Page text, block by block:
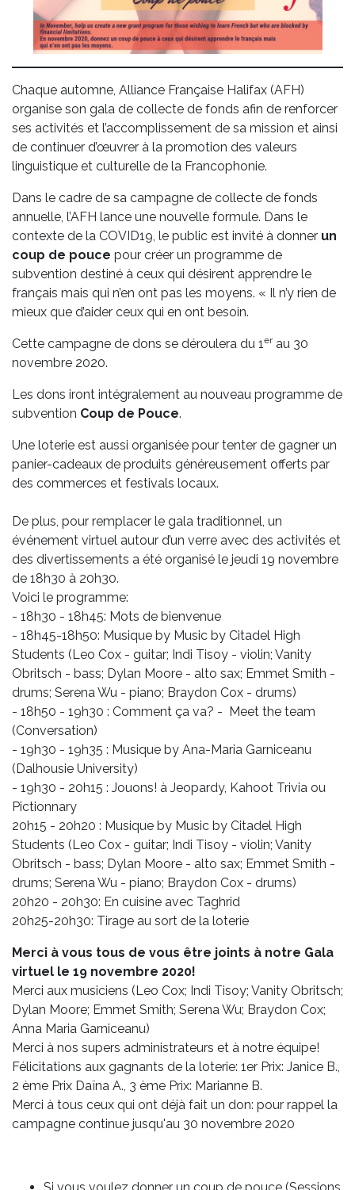
Chaque automne, Alliance Française Halifax (AFH)
organise son gala de collecte de fonds afin de renforcer
ses activités et l’accomplissement de sa mission et ainsi
de continuer d’œuvrer à la promotion des valeurs
linguistique et culturelle de la Francophonie.
Dans le cadre de sa campagne de collecte de fonds
annuelle, l’AFH lance une nouvelle formule. Dans le
contexte de la COVID19, le public est invité à donner un
coup de pouce pour créer un programme de
subvention destiné à ceux qui désirent apprendre le
français mais qui n’en ont pas les moyens. « Il n’y rien de
mieux que d’aider ceux qui en ont besoin.
Cette campagne de dons se déroulera du 1 erau 30
novembre 2020.
Les dons iront intégralement au nouveau programme de
subvention Coup de Pouce.
Une loterie est aussi organisée pour tenter de gagner un
panier-cadeaux de produits généreusement offerts par
des commerces et festivals locaux.
De plus, pour remplacer le gala traditionnel, un
événement virtuel autour d’un verre avec des activités et
des divertissements a été organisé le jeudi 19 novembre
de 18h30 à 20h30.
Voici le programme:
- 18h30 - 18h45: Mots de bienvenue
- 18h45-18h50: Musique by Music by Citadel High
Students (Leo Cox - guitar; Indi Tisoy - violin; Vanity
Obritsch - bass; Dylan Moore - alto sax; Emmet Smith -
drums; Serena Wu - piano; Braydon Cox - drums)
- 18h50 - 19h30 : Comment ça va? - Meet the team
(Conversation)
- 19h30 - 19h35 : Musique by Ana-Maria Garniceanu
(Dalhousie University)
- 19h30 - 20h15 : Jouons! à Jeopardy, Kahoot Trivia ou
Pictionnary
20h15 - 20h20 : Musique by Music by Citadel High
Students (Leo Cox - guitar; Indi Tisoy - violin; Vanity
Obritsch - bass; Dylan Moore - alto sax; Emmet Smith -
drums; Serena Wu - piano; Braydon Cox - drums)
20h20 - 20h30: En cuisine avec Taghrid
20h25-20h30: Tirage au sort de la loterie
Merci à vous tous de vous être joints à notre Gala
virtuel le 19 novembre 2020!
Merci aux musiciens (Leo Cox; Indi Tisoy; Vanity Obritsch;
Dylan Moore; Emmet Smith; Serena Wu; Braydon Cox;
Anna Maria Garniceanu)
Merci à nos supers administrateurs et à notre équipe!
Félicitations aux gagnants de la loterie: 1er Prix: Janice B.,
2 ème Prix Daïna A., 3 ème Prix: Marianne B.
Merci à tous ceux qui ont déjà fait un don: pour rappel la
campagne continue jusqu'au 30 novembre 2020
Si vous voulez donner un coup de pouce (Sessions